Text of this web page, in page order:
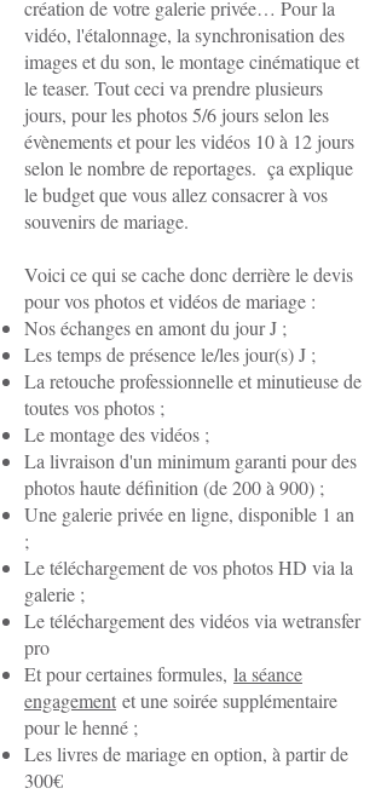
création de votre galerie privée… Pour la
vidéo, l'étalonnage, la synchronisation des
images et du son, le montage cinématique et
le teaser. Tout ceci va prendre plusieurs
jours, pour les photos 5/6 jours selon les
évènements et pour les vidéos 10 à 12 jours
selon le nombre de reportages. ça explique
le budget que vous allez consacrer à vos
souvenirs de mariage.
Voici ce qui se cache donc derrière le devis
pour vos photos et vidéos de mariage :
Nos échanges en amont du jour J ;
Les temps de présence le/les jour(s) J ;
La retouche professionnelle et minutieuse de
toutes vos photos ;
Le montage des vidéos ;
La livraison d'un minimum garanti pour des
photos haute définition (de 200 à 900) ;
Une galerie privée en ligne, disponible 1 an
;
Le téléchargement de vos photos HD via la
galerie ;
Le téléchargement des vidéos via wetransfer
pro
Et pour certaines formules, la séance
engagement et une soirée supplémentaire
pour le henné ;
Les livres de mariage en option, à partir de
300€